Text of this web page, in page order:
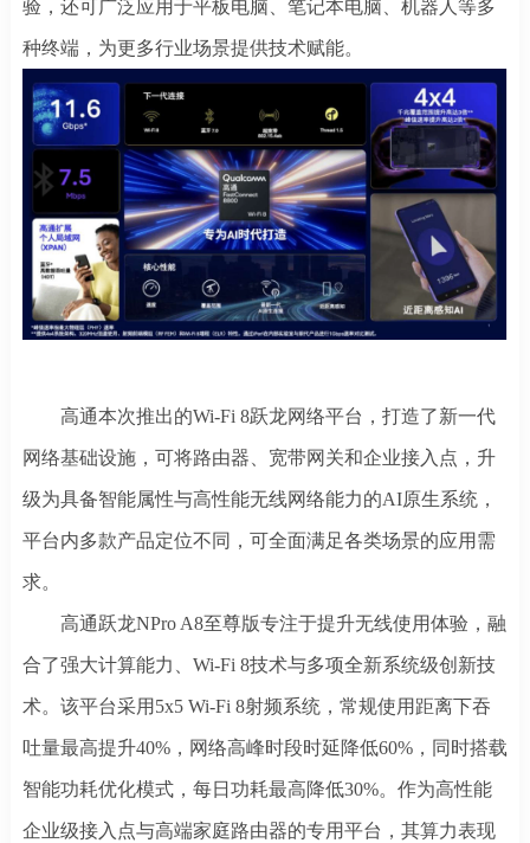
验，还可广泛应用于平板电脑、笔记本电脑、机器人等多
种终端，为更多行业场景提供技术赋能。
高通本次推出的Wi-Fi 8跃龙网络平台，打造了新一代
网络基础设施，可将路由器、宽带网关和企业接入点，升
级为具备智能属性与高性能无线网络能力的AI原生系统，
平台内多款产品定位不同，可全面满足各类场景的应用需
求。
高通跃龙NPro A8至尊版专注于提升无线使用体验，融
合了强大计算能力、Wi-Fi 8技术与多项全新系统级创新技
术。该平台采用5x5 Wi-Fi 8射频系统，常规使用距离下吞
吐量最高提升40%，网络高峰时段时延降低60%，同时搭载
智能功耗优化模式，每日功耗最高降低30%。作为高性能
企业级接入点与高端家庭路由器的专用平台，其算力表现